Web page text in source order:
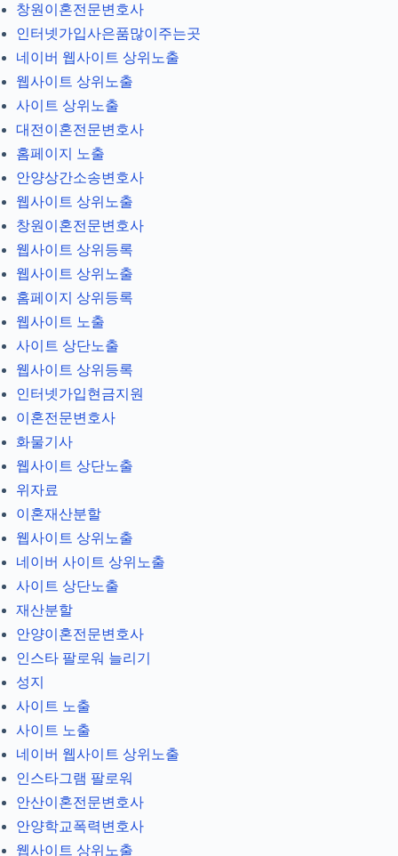
창원이혼전문변호사
인터넷가입사은품많이주는곳
네이버 웹사이트 상위노출
웹사이트 상위노출
사이트 상위노출
대전이혼전문변호사
홈페이지 노출
안양상간소송변호사
웹사이트 상위노출
창원이혼전문변호사
웹사이트 상위등록
웹사이트 상위노출
홈페이지 상위등록
웹사이트 노출
사이트 상단노출
웹사이트 상위등록
인터넷가입현금지원
이혼전문변호사
화물기사
웹사이트 상단노출
위자료
이혼재산분할
웹사이트 상위노출
네이버 사이트 상위노출
사이트 상단노출
재산분할
안양이혼전문변호사
인스타 팔로워 늘리기
성지
사이트 노출
사이트 노출
네이버 웹사이트 상위노출
인스타그램 팔로워
안산이혼전문변호사
안양학교폭력변호사
웹사이트 상위노출